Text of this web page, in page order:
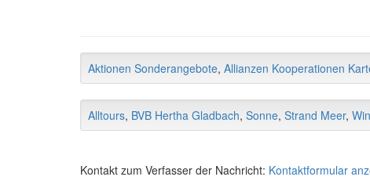
Aktionen Sonderangebote, Allianzen Kooperationen
Alltours, BVB Hertha Gladbach, Sonne, Strand Meer,
Kontakt zum Verfasser der Nachricht: Kontaktformular